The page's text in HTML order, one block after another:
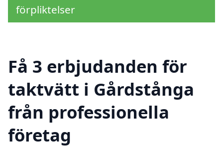
förpliktelser
Få 3 erbjudanden för
taktvätt i Gårdstånga
från professionella
företag